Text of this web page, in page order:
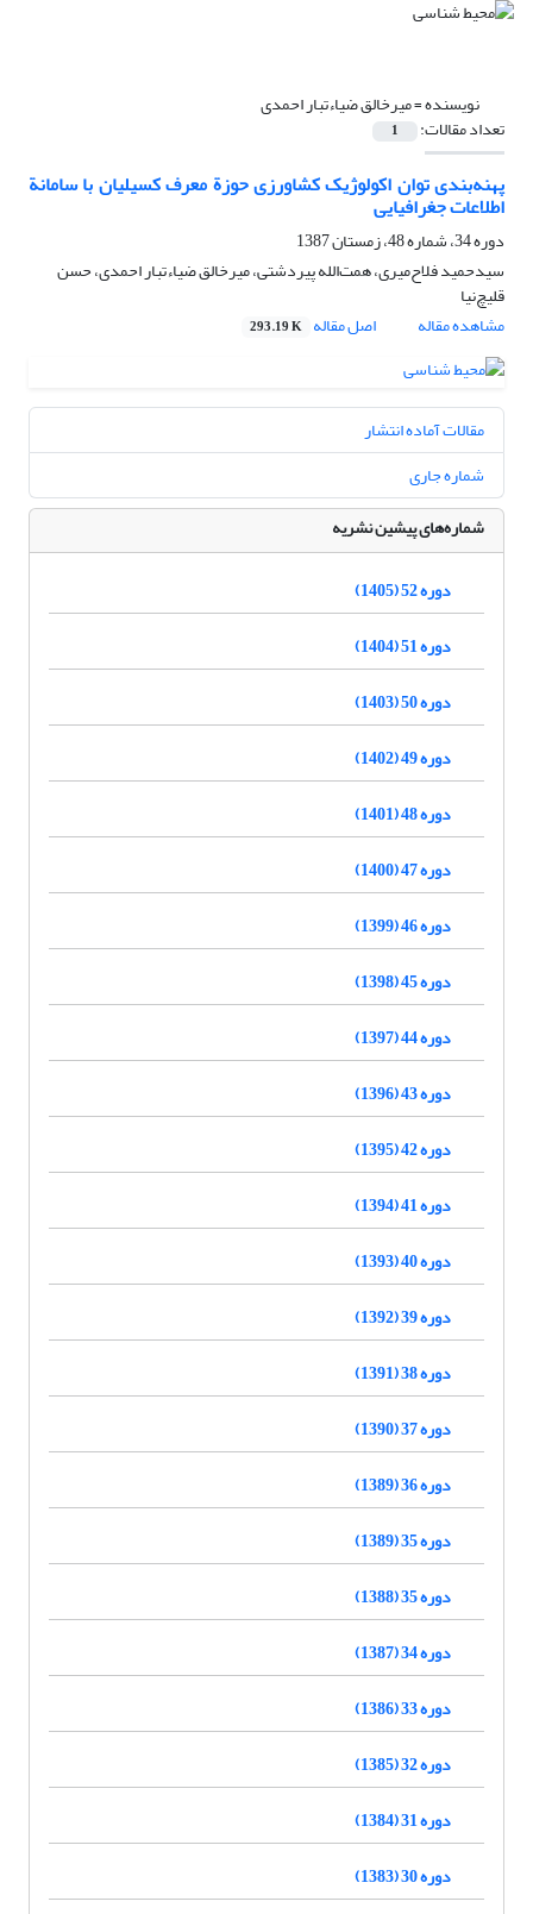
نویسنده =میرخالق ضیاء‌تبار احمدی
تعداد مقالات: 1
پهنه‌بندی توان اکولوژیک کشاورزی حوزة معرف کسیلیان با سامانة
اطلاعات جغرافیایی
دوره 34، شماره 48، زمستان 1387
سیدحمید فلاح‌میری، همت‌الله پیردشتی، میرخالق ضیاء‌تبار احمدی، حسن
قلیچ‌نیا
مشاهده مقاله
اصل مقاله 293.19 K
مقالات آماده انتشار
شماره جاری
شماره‌های پیشین نشریه
دوره 52 (1405)
دوره 51 (1404)
دوره 50 (1403)
دوره 49 (1402)
دوره 48 (1401)
دوره 47 (1400)
دوره 46 (1399)
دوره 45 (1398)
دوره 44 (1397)
دوره 43 (1396)
دوره 42 (1395)
دوره 41 (1394)
دوره 40 (1393)
دوره 39 (1392)
دوره 38 (1391)
دوره 37 (1390)
دوره 36 (1389)
دوره 35 (1389)
دوره 35 (1388)
دوره 34 (1387)
دوره 33 (1386)
دوره 32 (1385)
دوره 31 (1384)
دوره 30 (1383)